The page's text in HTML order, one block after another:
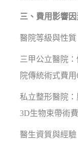
三、費用影響
醫院等級與性質
三甲公立醫院
院傳統術式費
私立整形醫院
3D生物束帶術
醫生資質與經驗